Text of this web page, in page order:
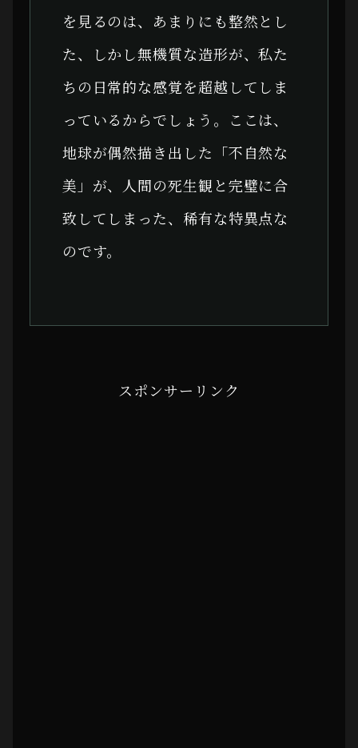
を見るのは、あまりにも整然とし
た、しかし無機質な造形が、私た
ちの日常的な感覚を超越してしま
っているからでしょう。ここは、
地球が偶然描き出した「不自然な
美」が、人間の死生観と完璧に合
致してしまった、稀有な特異点な
のです。
スポンサーリンク